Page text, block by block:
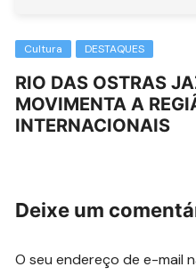
Cultura DESTAQUES
RIO DAS OSTRAS
MOVIMENTA A
INTERNACIONAIS
Deixe um
O seu endereço de e-mail